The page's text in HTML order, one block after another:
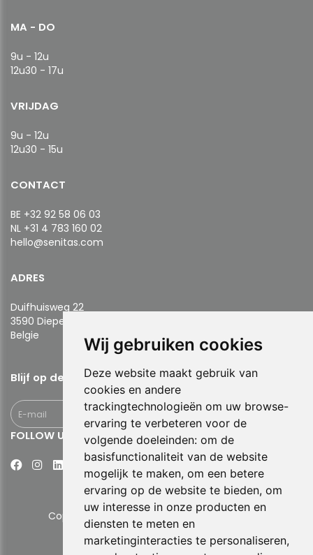
Wij gebruiken cookies
Deze website maakt gebruik van
cookies en andere
trackingtechnologieën om uw browse-
ervaring te verbeteren voor de
volgende doeleinden: om de
basisfunctionaliteit van de website
mogelijk te maken, om een betere
ervaring op de website te bieden, om
uw interesse in onze producten en
diensten te meten en
marketinginteracties te personaliseren,
MA - DO
9u - 12u
12u30 - 17u
VRIJDAG
9u - 12u
12u30 - 15u
CONTACT
BE +32 92 58 06 03
NL +31 4 783 160 02
hello@senitas.com
ADRES
Duifhuisweg 22
3590 Diepenbeek
​​​​​​​Belgie
Blijf op de hoogte!
FOLLOW US
Copyright © 2026 Senitas. All rights reserved.
Privacy Verklaring